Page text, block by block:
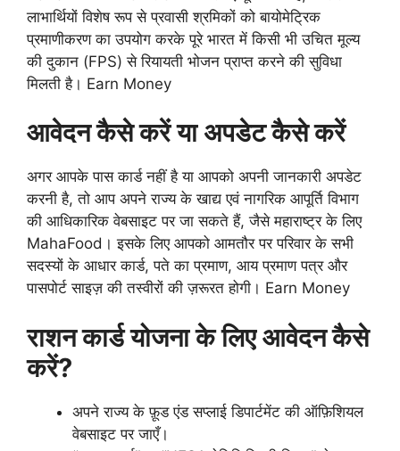
लाभार्थियों विशेष रूप से प्रवासी श्रमिकों को बायोमेट्रिक
प्रमाणीकरण का उपयोग करके पूरे भारत में किसी भी उचित मूल्य
की दुकान (FPS) से रियायती भोजन प्राप्त करने की सुविधा
मिलती है। Earn Money
आवेदन कैसे करें या अपडेट कैसे करें
अगर आपके पास कार्ड नहीं है या आपको अपनी जानकारी अपडेट
करनी है, तो आप अपने राज्य के खाद्य एवं नागरिक आपूर्ति विभाग
की आधिकारिक वेबसाइट पर जा सकते हैं, जैसे महाराष्ट्र के लिए
MahaFood। इसके लिए आपको आमतौर पर परिवार के सभी
सदस्यों के आधार कार्ड, पते का प्रमाण, आय प्रमाण पत्र और
पासपोर्ट साइज़ की तस्वीरों की ज़रूरत होगी। Earn Money
राशन कार्ड योजना के लिए आवेदन कैसे
करें?
अपने राज्य के फ़ूड एंड सप्लाई डिपार्टमेंट की ऑफ़िशियल
वेबसाइट पर जाएँ।